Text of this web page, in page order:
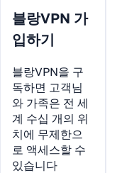
블랑VPN 가
입하기
블랑VPN을 구
독하면 고객님
와 가족은 전 세
계 수십 개의 위
치에 무제한으
로 액세스할 수
있습니다